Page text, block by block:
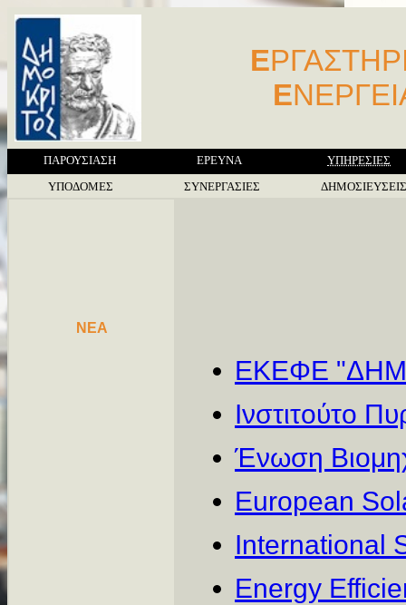
Ε
Ε
ΠΑΡΟΥΣΙΑΣΗ ΕΡΕΥΝΑ
ΥΠΗΡΕΣΙΕΣ
ΥΠΟΔΟΜΕΣ
ΣΥΝΕΡΓΑΣΙΕΣ ΔΗΜΟΣΙΕΥΣΕΙΣ
NEA
ΕΚΕΦΕ
Ινστιτούτο
Ένωση
European
International
Energy